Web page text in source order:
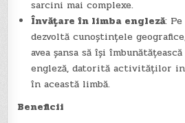
sarcini mai complexe.
Învățare în limba engleză:
dezvoltă cunoștințele
avea șansa să își
engleză, datorită activităților
în această limbă.
Beneficii